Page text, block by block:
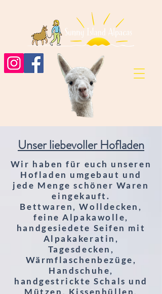
Unser liebevoller Hofladen
Wir haben für euch unseren
Hofladen umgebaut und
jede Menge schöner Waren
eingekauft.
Bettwaren, Wolldecken,
feine Alpakawolle,
handgesiedete Seifen mit
Alpakakeratin,
Tagesdecken,
Wärmflaschenbezüge,
Handschuhe,
handgestrickte Schals und
Mützen, Kissenhüllen,